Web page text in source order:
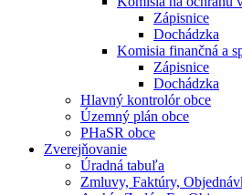
Zápisnice
Dochádzka
Komisia finančná a
Zápisnice
Dochádzka
Hlavný kontrolór obce
Územný plán obce
PHaSR obce
Zverejňovanie
Úradná tabuľa
Zmluvy, Faktúry,